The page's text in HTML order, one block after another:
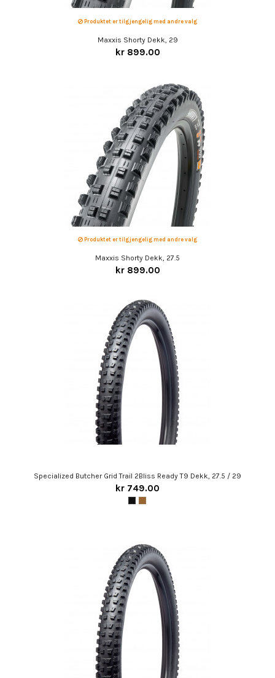
Produktet er tilgjengelig med andre valg
Maxxis Shorty Dekk, 29
kr 899.00
Produktet er tilgjengelig med andre valg
Maxxis Shorty Dekk, 27.5
kr 899.00
Specialized Butcher Grid Trail 2Bliss Ready T9 Dekk, 27.5 / 29
kr 749.00